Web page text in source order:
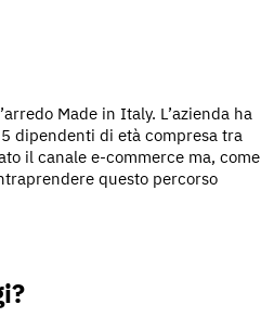
Made in Italy. L’azienda ha
dipendenti di età compresa tra
il canale e-commerce ma, come
questo percorso